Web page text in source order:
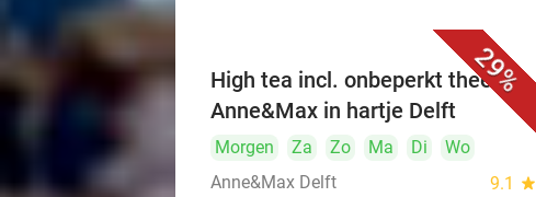
29%
High tea incl. onbeperkt thee bij
Anne&Max in hartje Delft
Morgen Za Zo Ma Di
Wo
Anne&Max Delft
9.1 star